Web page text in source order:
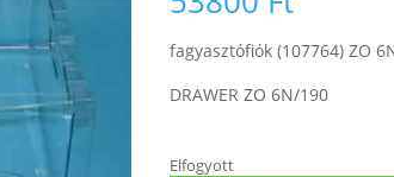
fagyasztófiók (107764) ZO
DRAWER ZO 6N/190
Elfogyott